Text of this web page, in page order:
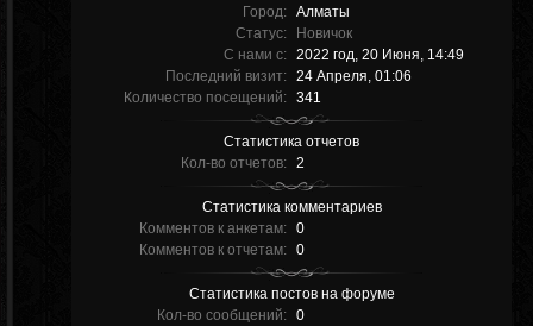
Город: Алматы
Статус:
Новичок
С нами с: 2022 год, 20 Июня, 14:49
Последний визит: 24 Апреля, 01:06
Количество посещений: 341
Статистика отчетов
Кол-во отчетов: 2
Статистика комментариев
Комментов к анкетам: 0
Комментов к отчетам: 0
Статистика постов на форуме
Кол-во сообщений: 0